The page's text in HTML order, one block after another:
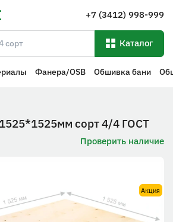
+7 (3412) 998-999
Каталог
Фанера/OSB Обшивка бани
сорт 4/4 ГОСТ
Проверить наличие
Акция